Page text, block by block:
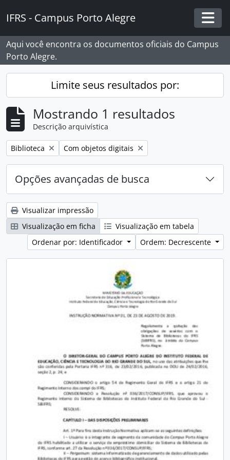
IFRS - Campus Porto Alegre
Aqui você encontra os documentos oficiais do Campus
Porto Alegre.
Limite seus resultados por:
Mostrando 1 resultados
Descrição arquivística
Remover filtro:
Biblioteca Remover filtro:
Com objetos digitais
Opções avançadas de busca
Visualizar impressão
Visualização em ficha
Visualização em tabela
Ordenar por: Identificador
Ordem: Decrescente